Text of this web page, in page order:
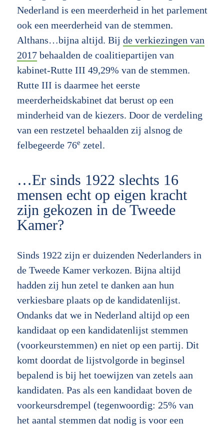
Nederland is een meerderheid in het parlement
ook een meerderheid van de stemmen.
Althans…bijna altijd. Bij de verkiezingen van
2017 behaalden de coalitiepartijen van
kabinet-Rutte III 49,29% van de stemmen.
Rutte III is daarmee het eerste
meerderheidskabinet dat berust op een
minderheid van de kiezers. Door de verdeling
van een restzetel behaalden zij alsnog de
felbegeerde 76e zetel.
…Er sinds 1922 slechts 16
mensen echt op eigen kracht
zijn gekozen in de Tweede
Kamer?
Sinds 1922 zijn er duizenden Nederlanders in
de Tweede Kamer verkozen. Bijna altijd
hadden zij hun zetel te danken aan hun
verkiesbare plaats op de kandidatenlijst.
Ondanks dat we in Nederland altijd op een
kandidaat op een kandidatenlijst stemmen
(voorkeurstemmen) en niet op een partij. Dit
komt doordat de lijstvolgorde in beginsel
bepalend is bij het toewijzen van zetels aan
kandidaten. Pas als een kandidaat boven de
voorkeursdrempel (tegenwoordig: 25% van
het aantal stemmen dat nodig is voor een